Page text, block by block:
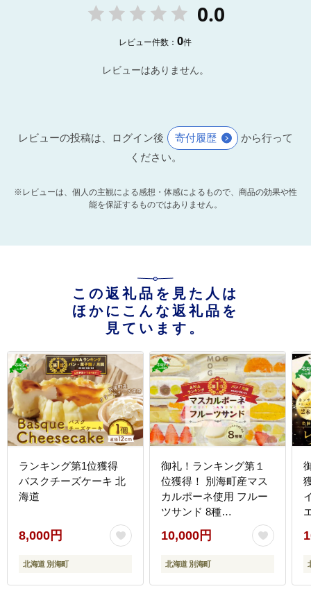
0.0
レビュー件数：0件
レビューはありません。
レビューの投稿は、ログイン後 寄付履歴
から行って
ください。
※レビューは、個人の主観による感想・体感によるもので、商品の効果や性
能を保証するものではありません。
この返礼品を見た人は
ほかにこんな返礼品を
見ています。
ランキング第1位獲得
バスクチーズケーキ 北
海道
8,000円
北海道 別海町
御礼！ランキング第１
位獲得！ 別海町産マス
カルポーネ使用 フルー
ツサンド 8種
【MG0000002】
10,000円
北海道 別海町